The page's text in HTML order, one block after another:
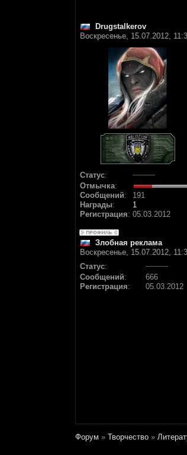
Drugstalkerov
Воскресенье, 15.07.2012,
Статус:
Отмычка:
Сообщений:
191
Награды:
1
Регистрация: 05.03.2012
Злобная реклама
Воскресенье, 15.07.2012,
Статус:
Сообщений:
666
Регистрация: 05.03.2012
Форум » Творчество »